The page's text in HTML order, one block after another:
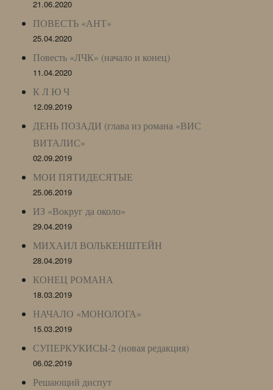
21.06.2020
ПОВЕСТЬ «АНТ»
25.04.2020
Повесть «ЛЧК» (начало и конец)
11.04.2020
К Л Ю Ч
12.09.2019
ДЕНЬ ПОЗАДИ (глава из романа «ВИС
ВИТАЛИС»
02.09.2019
МОИ ПЯТИДЕСЯТЫЕ
25.06.2019
ИЗ «Вокруг да около»
29.04.2019
МИХАИЛ ВОЛЬКЕНШТЕЙН
28.04.2019
КОНЕЦ РОМАНА
18.03.2019
НАЧАЛО «МОНОЛОГА»
15.03.2019
СУПЕРКУКИСЫ-2 (новая редакция)
06.02.2019
Решающий диспут